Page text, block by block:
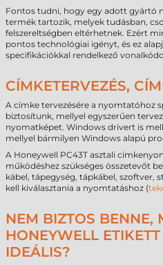
Fontos tudni, hogy egy adott gyártó
termék tartozik, melyek tudásban,
felszereltségben eltérhetnek. Ezért
pontos technológiai igényt, és ez
specifikációkkal rendelkező
CÍMKETERVEZÉS,
A címke tervezésére a nyomtatóhoz
biztosítunk, mellyel egyszerűen
nyomatképet. Windows drivert is
mellyel bármilyen Windows alapú
A Honeywell PC43T asztali
működéshez szükséges összetevőt
kábel, tápegység, tápkábel, szoftver,
kell kiválasztania a nyomtatáshoz (
NEM BIZTOS BENNE,
HONEYWELL
IDEÁLIS?